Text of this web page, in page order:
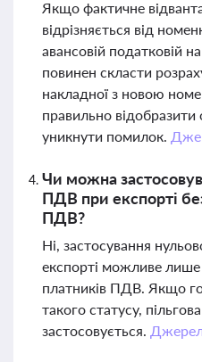
Якщо фактичне
відрізняється від
авансовій податковій
повинен скласти
накладної з новою
правильно відобразити
уникнути помилок.
Чи можна
ПДВ при експорті
ПДВ?
Ні, застосування
експорті можливе
платників ПДВ. Якщо
такого статусу,
застосовується.